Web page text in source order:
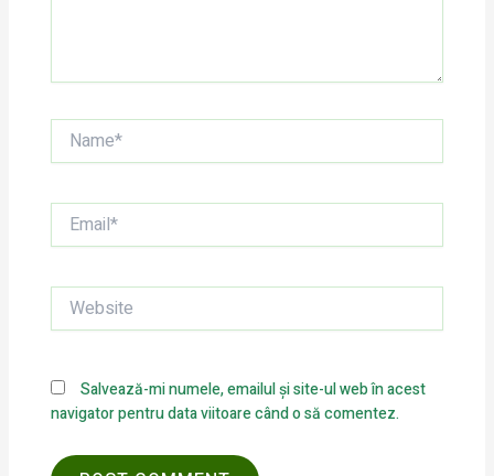
Name*
Email*
Website
Salvează-mi numele, emailul și site-ul web în acest
navigator pentru data viitoare când o să comentez.